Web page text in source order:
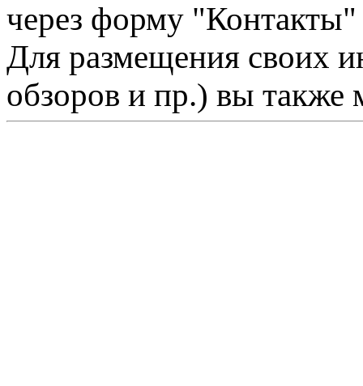
через форму "Контакты"
Для размещения своих
обзоров и пр.) вы также